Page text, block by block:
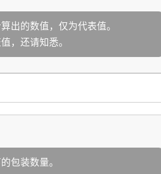
出的数值，仅为代表值。
，还请知悉。
包装数量。